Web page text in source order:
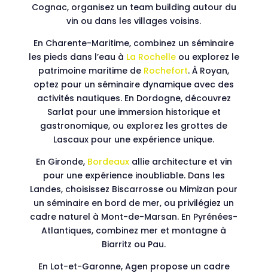
Cognac, organisez un team building autour du
vin ou dans les villages voisins.
En Charente-Maritime, combinez un séminaire
les pieds dans l’eau à La Rochelleou explorez le
patrimoine maritime de Rochefort. À Royan,
optez pour un séminaire dynamique avec des
activités nautiques. En Dordogne, découvrez
Sarlat pour une immersion historique et
gastronomique, ou explorez les grottes de
Lascaux pour une expérience unique.
En Gironde, Bordeauxallie architecture et vin
pour une expérience inoubliable. Dans les
Landes, choisissez Biscarrosse ou Mimizan pour
un séminaire en bord de mer, ou privilégiez un
cadre naturel à Mont-de-Marsan. En Pyrénées-
Atlantiques, combinez mer et montagne à
Biarritz ou Pau.
En Lot-et-Garonne, Agen propose un cadre